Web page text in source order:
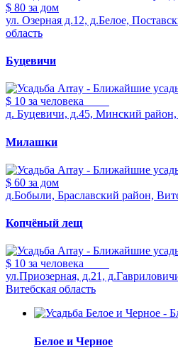
$ 80 за дом
ул. Озерная д.12, д.Белое,
область
Буцевичи
$ 10 за человека
д. Буцевичи, д.45, Минский
Милашки
$ 60 за дом
д.Бобыли, Браславский район,
Копчёный лещ
$ 10 за человека
ул.Приозерная, д.21,
Витебская область
Белое и Черное